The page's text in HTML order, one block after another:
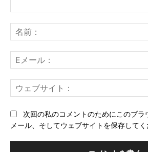
ン
ト：
次回の私のコメントのためにこのブ
メール、そしてウェブサイトを保存してく